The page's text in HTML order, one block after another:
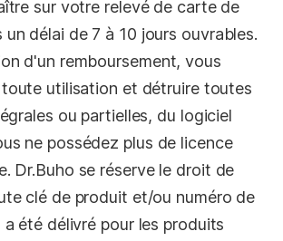
sur votre relevé de carte de
un délai de 7 à 10 jours ouvrables.
d'un remboursement, vous
utilisation et détruire toutes
ou partielles, du logiciel
ne possédez plus de licence
Dr.Buho se réserve le droit de
clé de produit et/ou numéro de
été délivré pour les produits